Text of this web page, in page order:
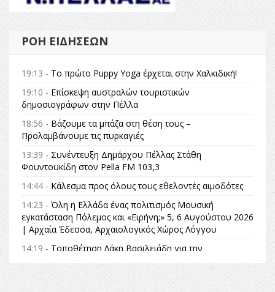
ΡΟΉ ΕΙΔΉΣΕΩΝ
19:13 - Το πρώτο Puppy Yoga έρχεται στην Χαλκιδική!
19:10 - Επίσκεψη αυστραλών τουριστικών
δημοσιογράφων στην Πέλλα
18:56 - Βάζουμε τα μπάζα στη θέση τους –
Προλαμβάνουμε τις πυρκαγιές
13:39 - Συνέντευξη Δημάρχου Πέλλας Στάθη
Φουντουκίδη στον Pella FM 103,3
14:44 - Κάλεσμα προς όλους τους εθελοντές αιμοδότες
14:23 - Όλη η Ελλάδα ένας πολιτισμός Μουσική
εγκατάσταση Πόλεμος και «Ειρήνη;» 5, 6 Αυγούστου 2026
| Αρχαία Έδεσσα, Αρχαιολογικός Χώρος Λόγγου
14:19 - Τοποθέτηση Λάκη Βασιλειάδη για την
Αναθεώρηση του Συντάγματος: «Σε τέτοιες κορυφαίες
θεσμικές διαδικασίες υπάρχει μόνο η ευθύνη απέναντι
στις επόμενες γενιές»